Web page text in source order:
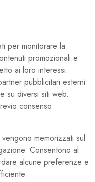
per monitorare la
promozionali e
ai loro interessi.
pubblicitari esterni
su diversi siti web.
consenso
memorizzati sul
Consentono al
alcune preferenze e